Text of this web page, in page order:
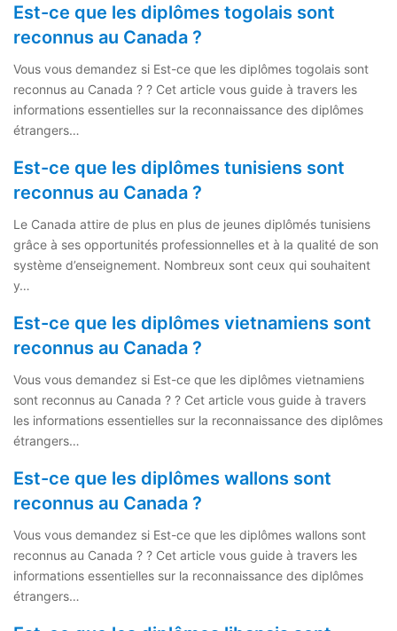
Est-ce que les diplômes togolais sont
reconnus au Canada ?
Vous vous demandez si Est-ce que les diplômes togolais sont
reconnus au Canada ? ? Cet article vous guide à travers les
informations essentielles sur la reconnaissance des diplômes
étrangers…
Est-ce que les diplômes tunisiens sont
reconnus au Canada ?
Le Canada attire de plus en plus de jeunes diplômés tunisiens
grâce à ses opportunités professionnelles et à la qualité de son
système d’enseignement. Nombreux sont ceux qui souhaitent
y…
Est-ce que les diplômes vietnamiens sont
reconnus au Canada ?
Vous vous demandez si Est-ce que les diplômes vietnamiens
sont reconnus au Canada ? ? Cet article vous guide à travers
les informations essentielles sur la reconnaissance des diplômes
étrangers…
Est-ce que les diplômes wallons sont
reconnus au Canada ?
Vous vous demandez si Est-ce que les diplômes wallons sont
reconnus au Canada ? ? Cet article vous guide à travers les
informations essentielles sur la reconnaissance des diplômes
étrangers…